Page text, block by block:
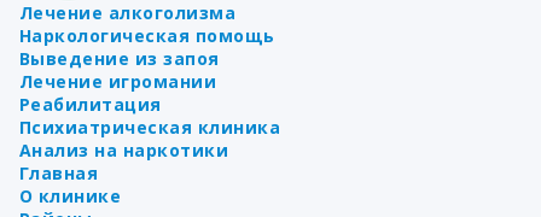
Лечение алкоголизма
Наркологическая помощь
Выведение из запоя
Лечение игромании
Реабилитация
Психиатрическая клиника
Анализ на наркотики
Главная
О клинике